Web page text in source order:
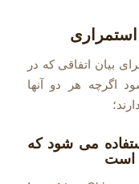
بیان اتفاقی که در
اگرچه هر دو آنها
می شود که
است